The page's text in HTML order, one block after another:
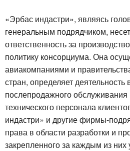
«Эрбас индастри», являясь
генеральным подрядчиком,
ответственность за
политику консорциума. Она
авиакомпаниями и
стран, определяет
послепродажного обслуживания
технического персонала
индастри» и другие фирмы-
права в области разработки и
закрепленного за каждым из них